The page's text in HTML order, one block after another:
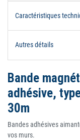
Caractéristiques
Autres détails
Bande
adhésive,
30m
Bandes adhésives
vos murs.